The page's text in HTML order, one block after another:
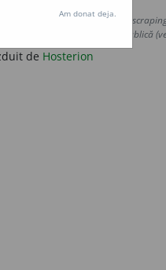
de extragere automată (web
oferite oficial spre utilizare publică
de Hosterion
Am donat deja.